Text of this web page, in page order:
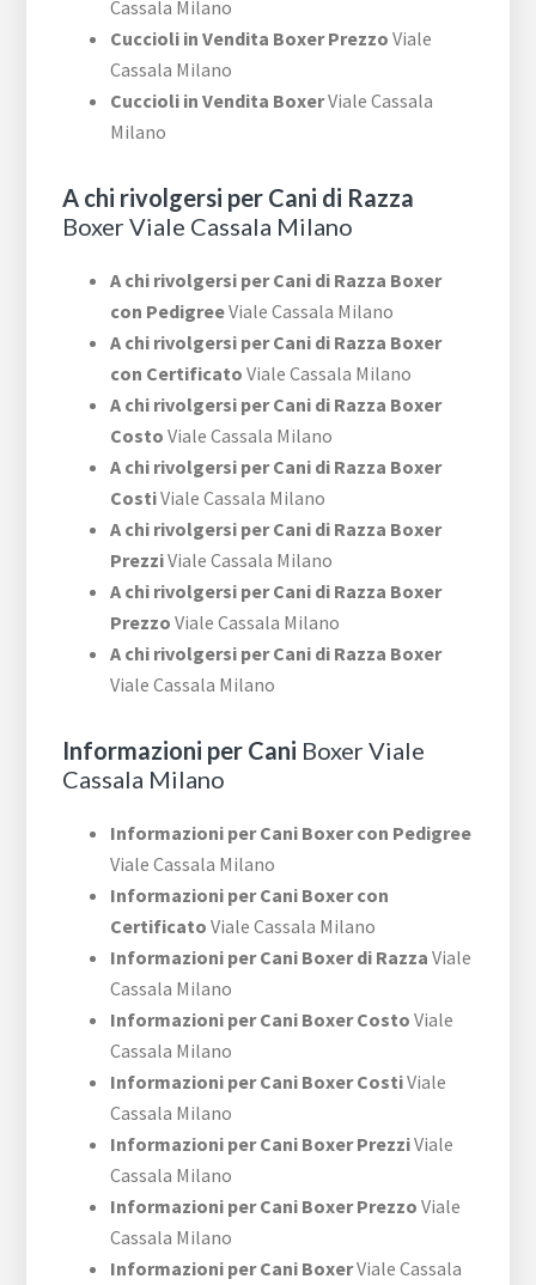
Cassala Milano
Cuccioli in Vendita Boxer Prezzo Viale
Cassala Milano
Cuccioli in Vendita BoxerViale Cassala
Milano
A chi rivolgersi per Cani di Razza
Boxer Viale Cassala Milano
A chi rivolgersi per Cani di Razza Boxer
con PedigreeViale Cassala Milano
A chi rivolgersi per Cani di Razza Boxer
con Certificato Viale Cassala Milano
A chi rivolgersi per Cani di Razza Boxer
Costo Viale Cassala Milano
A chi rivolgersi per Cani di Razza Boxer
CostiViale Cassala Milano
A chi rivolgersi per Cani di Razza Boxer
PrezziViale Cassala Milano
A chi rivolgersi per Cani di Razza Boxer
Prezzo Viale Cassala Milano
A chi rivolgersi per Cani di Razza Boxer
Viale Cassala Milano
Informazioni per Cani Boxer Viale
Cassala Milano
Informazioni per Cani Boxer con Pedigree
Viale Cassala Milano
Informazioni per Cani Boxer con
Certificato Viale Cassala Milano
Informazioni per Cani Boxer di Razza Viale
Cassala Milano
Informazioni per Cani Boxer Costo Viale
Cassala Milano
Informazioni per Cani Boxer CostiViale
Cassala Milano
Informazioni per Cani Boxer PrezziViale
Cassala Milano
Informazioni per Cani Boxer Prezzo Viale
Cassala Milano
Informazioni per Cani BoxerViale Cassala